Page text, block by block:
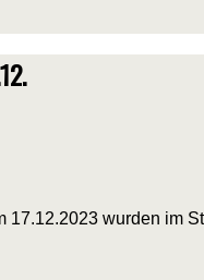
17.12.2023 wurden im